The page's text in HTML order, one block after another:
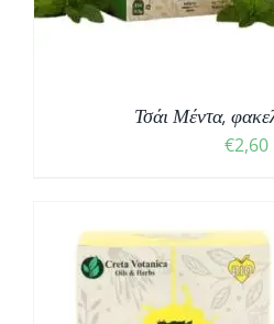
Τσάι Μέντα,
€2,60